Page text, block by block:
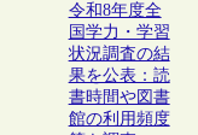
令和8年度全
国学力・学習
状況調査の結
果を公表：読
書時間や図書
館の利用頻度